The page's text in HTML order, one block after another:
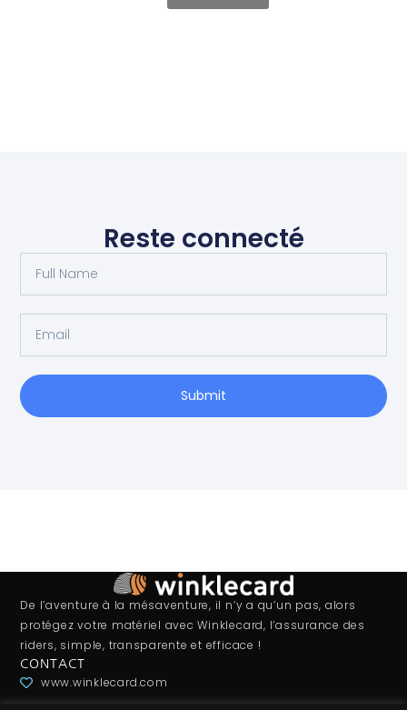
Reste connecté
Submit
De l’aventure à la mésaventure, il n’y a qu’un pas, alors
protégez votre matériel avec Winklecard, l’assurance des
riders, simple, transparente et efficace !
CONTACT
www.winklecard.com